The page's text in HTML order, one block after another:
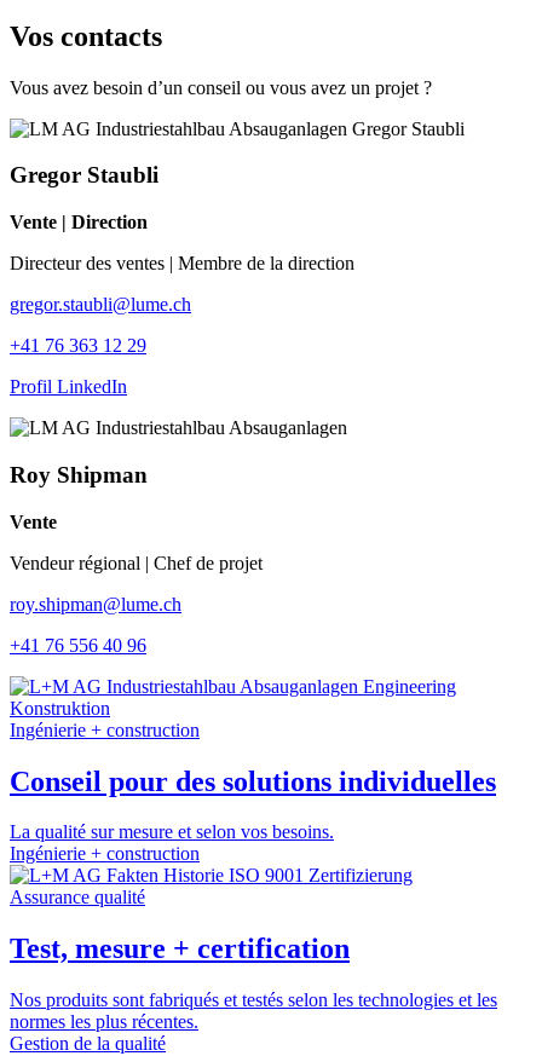
Vos contacts
Vous avez besoin d’un conseil ou vous avez un projet ?
Gregor Staubli
Vente | Direction
Directeur des ventes | Membre de la direction
gregor.staubli@lume.ch
+41 76 363 12 29
Profil LinkedIn
Roy Shipman
Vente
Vendeur régional | Chef de projet
roy.shipman@lume.ch
+41 76 556 40 96
Ingénierie + construction
Conseil pour des solutions individuelles
La qualité sur mesure et selon vos besoins.
Ingénierie + construction
Assurance qualité
Test, mesure + certification
Nos produits sont fabriqués et testés selon les technologies et les
normes les plus récentes.
Gestion de la qualité